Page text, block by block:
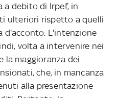
a debito di Irpef, in
ulteriori rispetto a quelli
d'acconto. L'intenzione
volta a intervenire nei
la maggioranza dei
che, in mancanza
alla presentazione